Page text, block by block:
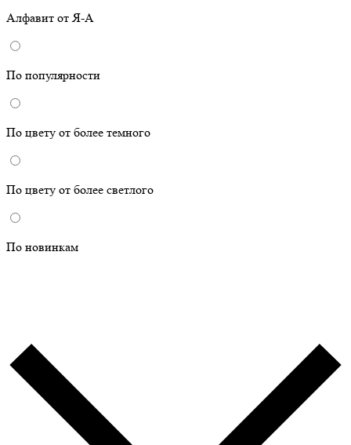
Алфавит от Я-А
По популярности
По цвету от более темного
По цвету от более светлого
По новинкам